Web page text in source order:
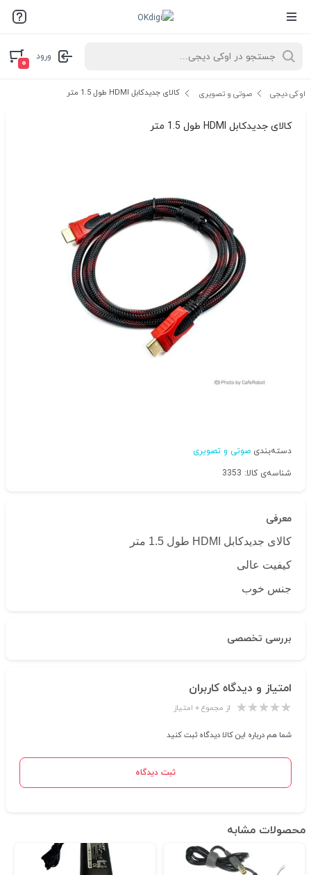
ورود
۰
اوکی دیجی صوتی و تصویری کالای جدیدکابل HDMI طول 1.5 متر
کالای جدیدکابل HDMI طول 1.5 متر
دسته‌بندی صوتی و تصویری
شناسه‌ی کالا: 3353
معرفی
کالای جدیدکابل HDMI طول 1.5 متر
کیفیت عالی
جنس خوب
بررسی تخصصی
امتیاز و دیدگاه کاربران
از مجموع ۰ امتیاز
شما هم درباره این کالا دیدگاه ثبت کنید
ثبت دیدگاه
محصولات مشابه